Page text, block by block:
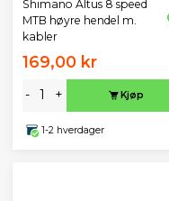
Shimano Altus 8 speed
MTB høyre hendel m.
kabler
169,00 kr
- + Kjøp
1-2 hverdager